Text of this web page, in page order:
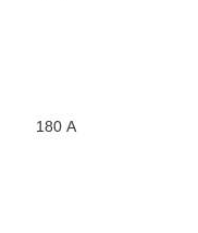
180 А